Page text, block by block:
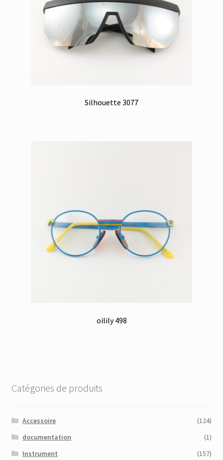
Silhouette 3077
oilily 498
Catégories de produits
Accessoire
(124)
documentation
(1)
Instrument
(157)